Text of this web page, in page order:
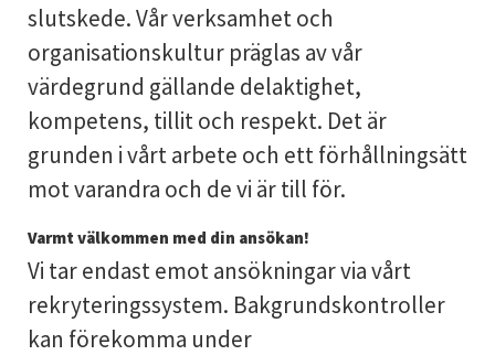
slutskede. Vår verksamhet och
organisationskultur präglas av vår
värdegrund gällande delaktighet,
kompetens, tillit och respekt. Det är
grunden i vårt arbete och ett förhållningsätt
mot varandra och de vi är till för.
Varmt välkommen med din ansökan!
Vi tar endast emot ansökningar via vårt
rekryteringssystem. Bakgrundskontroller
kan förekomma under